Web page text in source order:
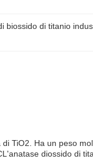
biossido di titanio
TiO2. Ha un peso
diossido di